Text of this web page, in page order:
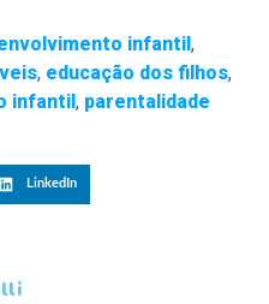
infantil,
, educação dos filhos,
infantil, parentalidade
LinkedIn